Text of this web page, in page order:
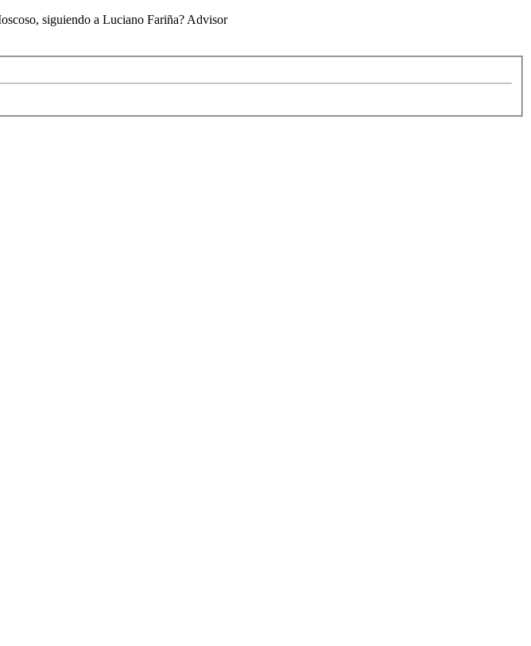
siguiendo a Luciano Fariña? Advisor